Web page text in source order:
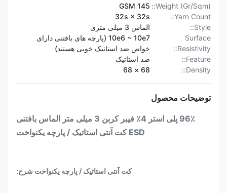
Weight (Gr/Sqm)::
145 GSM
Yarn Count::
32s × 32s
Style::
الماس 3 میلی متری
Surface
Resistivity::
10e6 ~ 10e7 (پارچه های بافتنی دارای
خواص ضد استاتیک خوبی هستند)
Feature::
ضد استاتیک
Density::
68 × 68
توضیحات محصول
96٪ پلی استر 4٪ فیبر کربن 3 میلی متر الماس بافتنی
ESD کت آنتی استاتیک / پارچه یکنواخت
کت آنتی استاتیک / پارچه یکنواخت شرح: